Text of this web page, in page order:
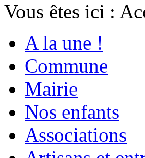
Vous êtes ici :
A la une !
Commune
Mairie
Nos enfants
Associations